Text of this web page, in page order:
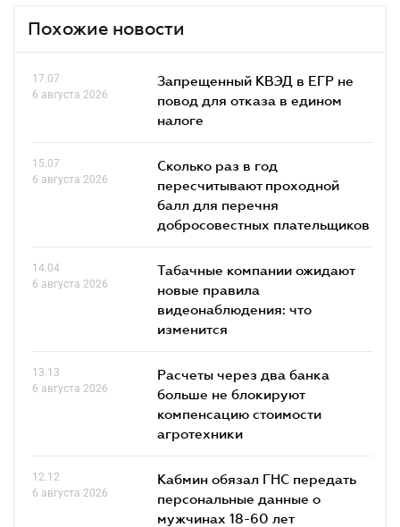
Похожие новости
17.07
6 августа 2026
Запрещенный КВЭД в ЕГР не
повод для отказа в едином
налоге
15.07
6 августа 2026
Сколько раз в год
пересчитывают проходной
балл для перечня
добросовестных плательщиков
14.04
6 августа 2026
Табачные компании ожидают
новые правила
видеонаблюдения: что
изменится
13.13
6 августа 2026
Расчеты через два банка
больше не блокируют
компенсацию стоимости
агротехники
12.12
6 августа 2026
Кабмин обязал ГНС передать
персональные данные о
мужчинах 18-60 лет